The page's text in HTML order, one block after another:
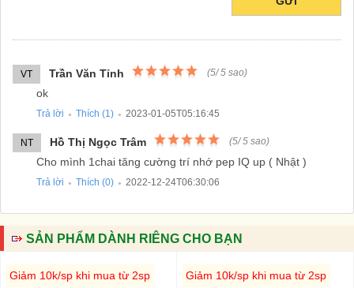
VT Trần Văn Tỉnh (5/5 sao)
ok
Trả lời ● Thích (1) ● 2023-01-05T05:16:45
NT Hồ Thị Ngọc Trâm (5/5 sao)
Cho mình 1chai tăng cường trí nhớ pep IQ up ( Nhật )
Trả lời ● Thích (0) ● 2022-12-24T06:30:06
SẢN PHẨM DÀNH RIÊNG CHO BẠN
Giảm 10k/sp khi mua từ 2sp Giảm 10k/sp khi mua từ 2sp